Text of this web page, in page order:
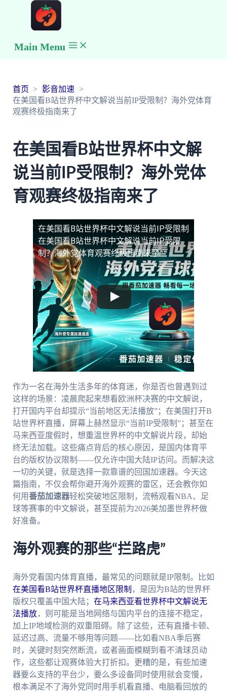
Main Menu
首页
影音加速
在美国看B站世界杯中文解说当前IP受限制？海外党体育
观赛终极指南来了
在美国看B站世界杯中文解
说当前IP受限制？海外党体
育观赛终极指南来了
在美国看B站世界杯中文解说当前IP受限制
在美国看B站世界杯中文解说当前IP受限
制？海外党体育观赛终极指南来了
作为一名在海外生活多年的体育迷，你是否也曾遇到过
这样的场景：凌晨爬起来想看欧洲杯决赛的中文解说，
打开国内平台却提示“当前地区无法播放”；在美国打开B
站世界杯直播，屏幕上赫然显示“当前IP受限制”；甚至在
马来西亚度假时，想重温世界杯的中文解说片段，却始
终无法加载。这些痛点背后的核心原因，是国内体育平
台的版权协议限制——仅允许中国大陆IP访问。而解决这
一切的关键，就是选择一款靠谱的回国加速器。今天这
篇指南，不仅会帮你避开海外观赛的雷区，还会教你如
何用番茄加速器轻松突破地区限制，流畅观看NBA、足
球等赛事的中文解说，甚至提前为2026美加墨世界杯做
好准备。
海外观赛的那些“拦路虎”
海外党看国内体育直播，最常见的问题就是IP限制。比如
在美国看B站世界杯直播地区限制 ，是因为B站的世界杯
版权只覆盖中国大陆； 在马来西亚看世界杯中文解说无
法播放，则可能是当地网络与国内平台的连接不稳定，
加上IP地域检测的双重阻碍。除了这些，还有直播卡顿、
延迟过高、流量不够用等问题——比如看NBA季后赛
时，关键时刻突然断流，或者画面模糊到看不清球员动
作，这些都让观赛体验大打折扣。更糟的是，有些加速
器要么支持的平台少，要么多设备同时使用就会变慢，
根本满足不了海外党同时用手机看直播、电脑看回放的